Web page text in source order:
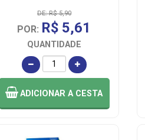
DE: R$ 5,90
POR: R$ 5,61
QUANTIDADE
ADICIONARA CESTA